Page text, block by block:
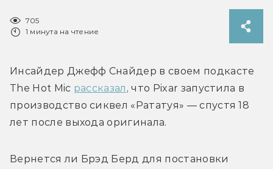
705
1 минута на чтение
Инсайдер Джефф Снайдер в своем подкасте
The Hot Mic рассказал , что Pixar запустила в
производство сиквел «Рататуя» — спустя 18
лет после выхода оригинала.
Вернется ли Брэд Берд для постановки